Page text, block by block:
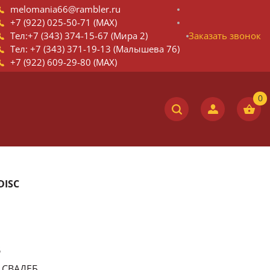
melomania66@rambler.ru
+7 (922) 025-50-71 (MAX)
Тел:+7 (343) 374-15-67 (Мира 2)
Тел: +7 (343) 371-19-13 (Малышева 76)
+7 (922) 609-29-80 (MAX)
Заказать звонок